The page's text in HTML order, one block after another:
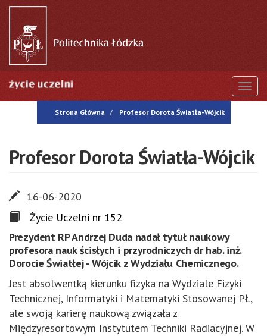
Przejdź
treści
Strona Główna Profesor Dorota Światła-Wójcik
Profesor Dorota Światła-Wójcik
16-06-2020
Życie Uczelni nr 152
Prezydent RP Andrzej Duda nadał tytuł naukowy
profesora nauk ścisłych i przyrodniczych dr hab. inż.
Dorocie Światłej - Wójcik z Wydziału Chemicznego.
Jest absolwentką kierunku fizyka na Wydziale Fizyki
Technicznej, Informatyki i Matematyki Stosowanej PŁ,
ale swoją karierę naukową związała z
Międzyresortowym Instytutem Techniki Radiacyjnej. W